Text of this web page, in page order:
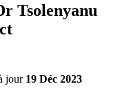
Tsolenyanu
jour 19 Déc 2023